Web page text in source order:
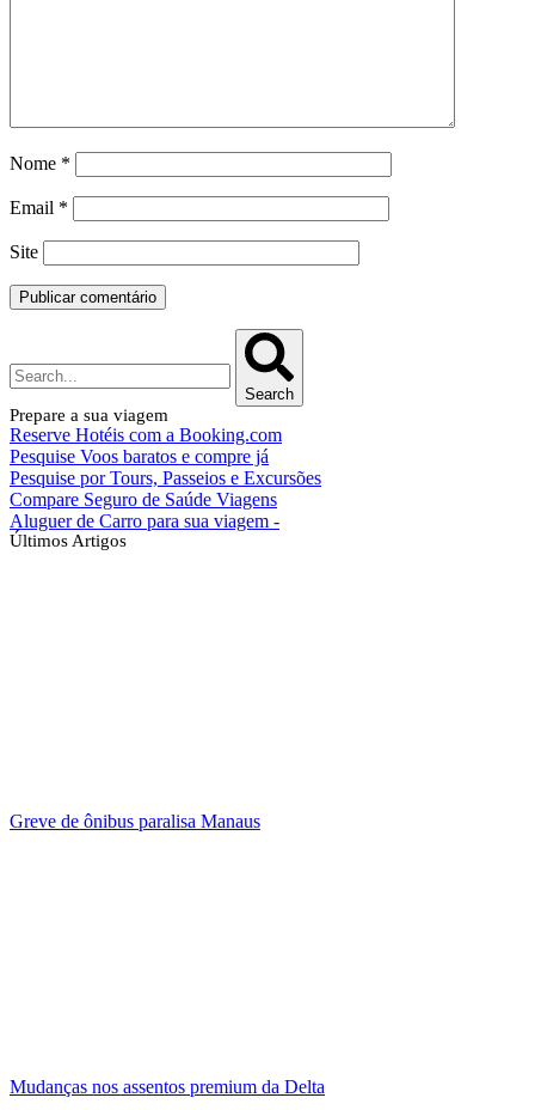
Nome *
Email *
Site
Search
Prepare a sua viagem
Reserve Hotéis com a Booking.com
Pesquise Voos baratos e compre já
Pesquise por Tours, Passeios e Excursões
Compare Seguro de Saúde Viagens
Aluguer de Carro para sua viagem -
Últimos Artigos
Greve de ônibus paralisa Manaus
Mudanças nos assentos premium da Delta